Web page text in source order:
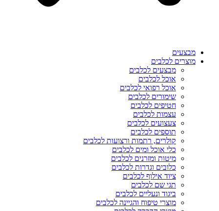
מבצעים
מוצרים לכלבים
מבצעים לכלבים
אוכל לכלבים
אוכל רפואי לכלבים
שימורים לכלבים
חטיפים לכלבים
עצמות לכלבים
צעצועים לכלבים
תוספים לכלבים
קולרים, רתמות ורצועות לכלבים
כלי אוכל ומים לכלבים
מיטות ומזרנים לכלבים
כלובים וגדרות לכלבים
ציוד אילוף לכלבים
תגי שם לכלבים
ביגוד ונעליים לכלבים
מוצרי טיפוח והגיינה לכלבים